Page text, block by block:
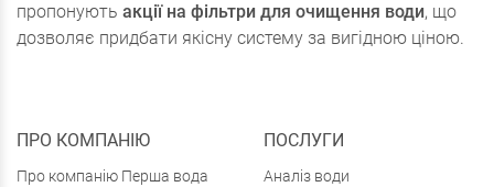
пропонують акції на фільтри для очищення води, що
дозволяє придбати якісну систему за вигідною ціною.
ПРО КОМПАНІЮ
Про компанію Перша вода
ПОСЛУГИ
Аналіз води